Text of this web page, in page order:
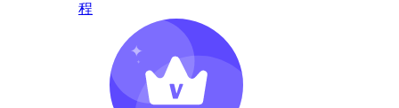
程